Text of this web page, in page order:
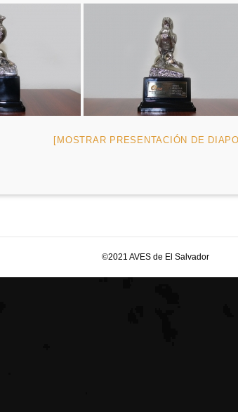
[MOSTRAR PRESENTACIÓN DE
©2021 AVES de El Salvador